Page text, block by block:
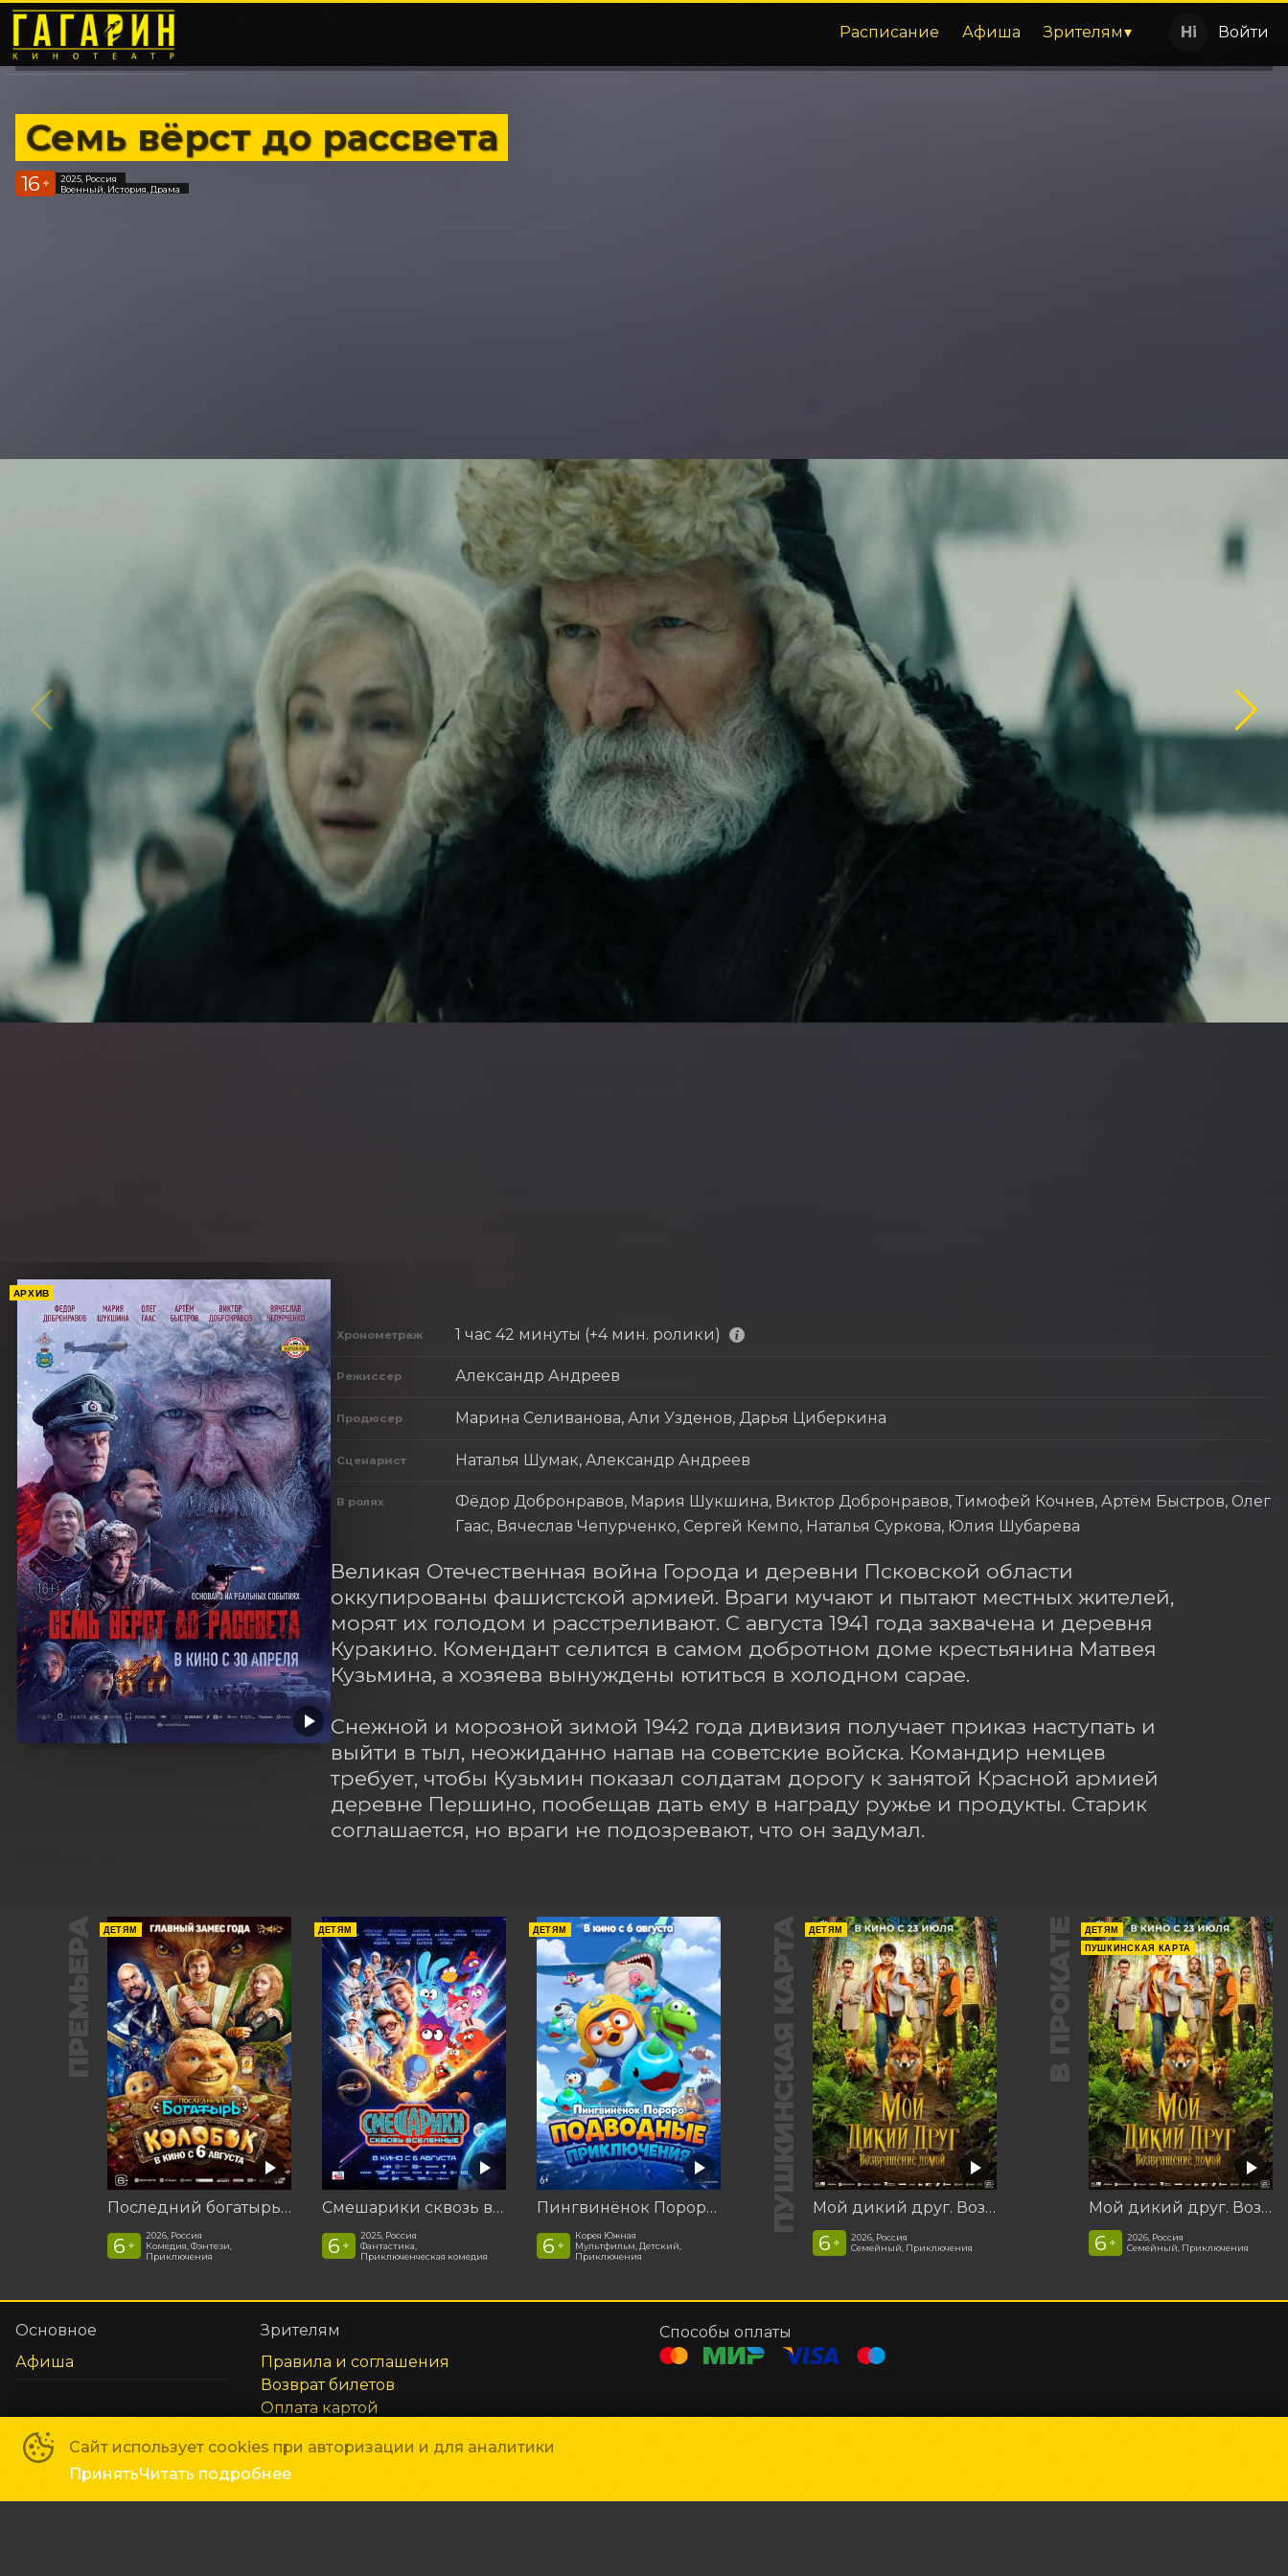
Расписание Афиша Зрителям Войти
Семь вёрст до рассвета
16 +
2025, Россия
Военный, История, Драма
АРХИВ
Хронометраж 1 час 42 минуты (+4 мин. ролики)
Режиссер Александр Андреев
Продюсер Марина Селиванова, Али Узденов, Дарья Циберкина
Сценарист Наталья Шумак, Александр Андреев
В ролях
Фёдор Добронравов, Мария Шукшина, Виктор Добронравов, Тимофей Кочнев, Артём Быстров, Олег
Гаас, Вячеслав Чепурченко, Сергей Кемпо, Наталья Суркова, Юлия Шубарева
Великая Отечественная война Города и деревни Псковской области
оккупированы фашистской армией. Враги мучают и пытают местных жителей,
морят их голодом и расстреливают. С августа 1941 года захвачена и деревня
Куракино. Комендант селится в самом добротном доме крестьянина Матвея
Кузьмина, а хозяева вынуждены ютиться в холодном сарае.
Снежной и морозной зимой 1942 года дивизия получает приказ наступать и
выйти в тыл, неожиданно напав на советские войска. Командир немцев
требует, чтобы Кузьмин показал солдатам дорогу к занятой Красной армией
деревне Першино, пообещав дать ему в награду ружье и продукты. Старик
соглашается, но враги не подозревают, что он задумал.
ПРЕМЬЕРА ДЕТЯМ
Последний богатырь. Колобок
6 +
2026, Россия
Комедия, Фэнтези,
Приключения
ДЕТЯМ
Смешарики сквозь вселенные
6 +
2025, Россия
Фантастика,
Приключенческая комедия
ДЕТЯМ
Пингвинёнок Пороро. Подводные приключения
6 +
Корея Южная
Мультфильм, Детский,
Приключения
ПУШКИНСКАЯ КАРТА ДЕТЯМ
Мой дикий друг. Возвращение домой
6 +
2026, Россия
Семейный, Приключения
В ПРОКАТЕ
ДЕТЯМ
ПУШКИНСКАЯ КАРТА
Мой дикий друг. Возвращение домой
6 +
2026, Россия
Семейный, Приключения
Сайт использует cookies при авторизации и для аналитики
ПринятьЧитать подробнее
Основное
Афиша
Зрителям
Правила и соглашения
Возврат билетов
Оплата картой
Способы оплаты